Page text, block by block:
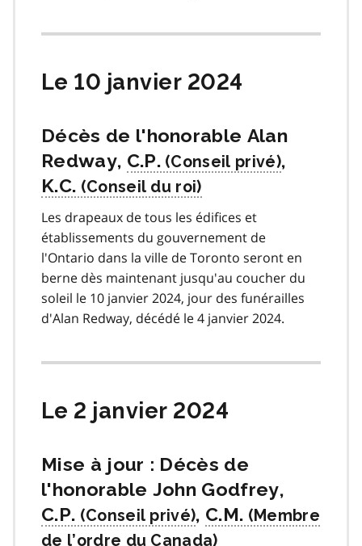
Le 10 janvier 2024
Décès de l'honorable Alan
Redway, C.P.
,
K.C.
Les drapeaux de tous les édifices et
établissements du gouvernement de
l'Ontario dans la ville de Toronto seront en
berne dès maintenant jusqu'au coucher du
soleil le 10 janvier 2024, jour des funérailles
d'Alan Redway, décédé le 4 janvier 2024.
Le 2 janvier 2024
Mise à jour : Décès de
l'honorable John Godfrey,
C.P.
, C.M.